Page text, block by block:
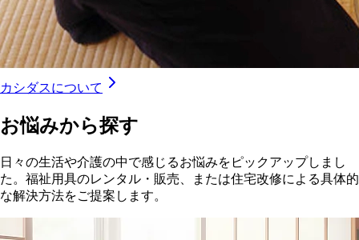
カシダスについて
お悩みから探す
日々の生活や介護の中で感じるお悩みをピックアップしまし
た。福祉用具のレンタル・販売、または住宅改修による具体的
な解決方法をご提案します。